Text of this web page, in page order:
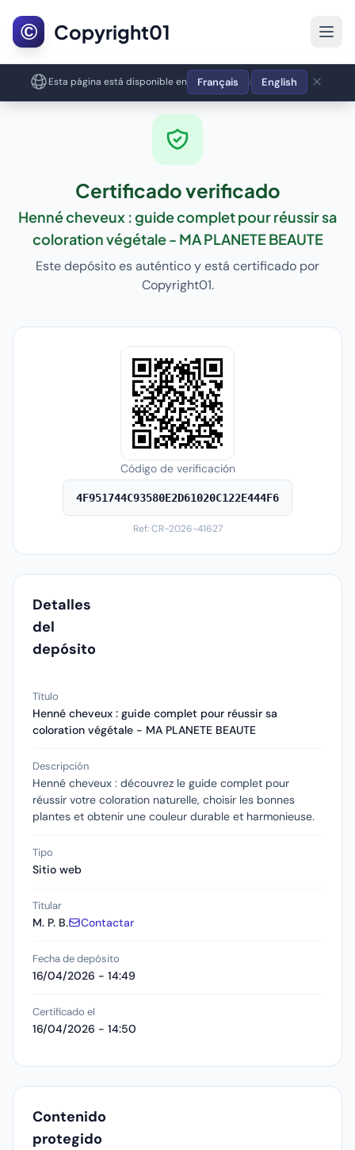
© Copyright01
Esta página está disponible en Français | English
Certificado verificado
Henné cheveux : guide complet pour réussir sa
coloration végétale - MA PLANETE BEAUTE
Este depósito es auténtico y está certificado por
Copyright01.
Código de verificación
4F951744C93580E2D61020C122E444F6
Ref: CR-2026-41627
Detalles
del
depósito
Título
Henné cheveux : guide complet pour réussir sa
coloration végétale - MA PLANETE BEAUTE
Descripción
Henné cheveux : découvrez le guide complet pour
réussir votre coloration naturelle, choisir les bonnes
plantes et obtenir une couleur durable et harmonieuse.
Tipo
Sitio web
Titular
M. P. B. Contactar
Fecha de depósito
16/04/2026 - 14:49
Certificado el
16/04/2026 - 14:50
Contenido
protegido